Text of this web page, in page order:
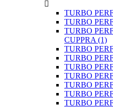
TURBO
TURBO
TURBO
CUPPRA(1)
TURBO
TURBO
TURBO
TURBO
TURBO
TURBO
TURBO